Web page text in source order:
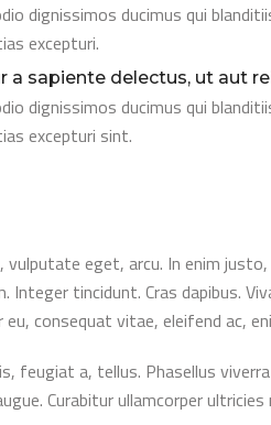
dignissimos ducimus qui
excepturi.
a sapiente delectus, ut aut
dignissimos ducimus qui
excepturi sint.
vulputate eget, arcu. In enim
Integer tincidunt. Cras dapibus.
consequat vitae, eleifend ac,
feugiat a, tellus. Phasellus
Curabitur ullamcorper